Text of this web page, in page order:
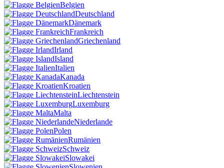
Belgien
Deutschland
Dänemark
Frankreich
Griechenland
Irland
Island
Italien
Kanada
Kroatien
Liechtenstein
Luxemburg
Malta
Niederlande
Polen
Rumänien
Schweiz
Slowakei